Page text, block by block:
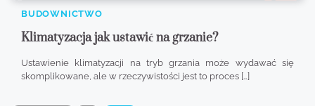
415
BUDOWNICTWO
Klimatyzacja jak ustawić na grzanie?
Ustawienie klimatyzacji na tryb grzania może wydawać się
skomplikowane, ale w rzeczywistości jest to proces […]